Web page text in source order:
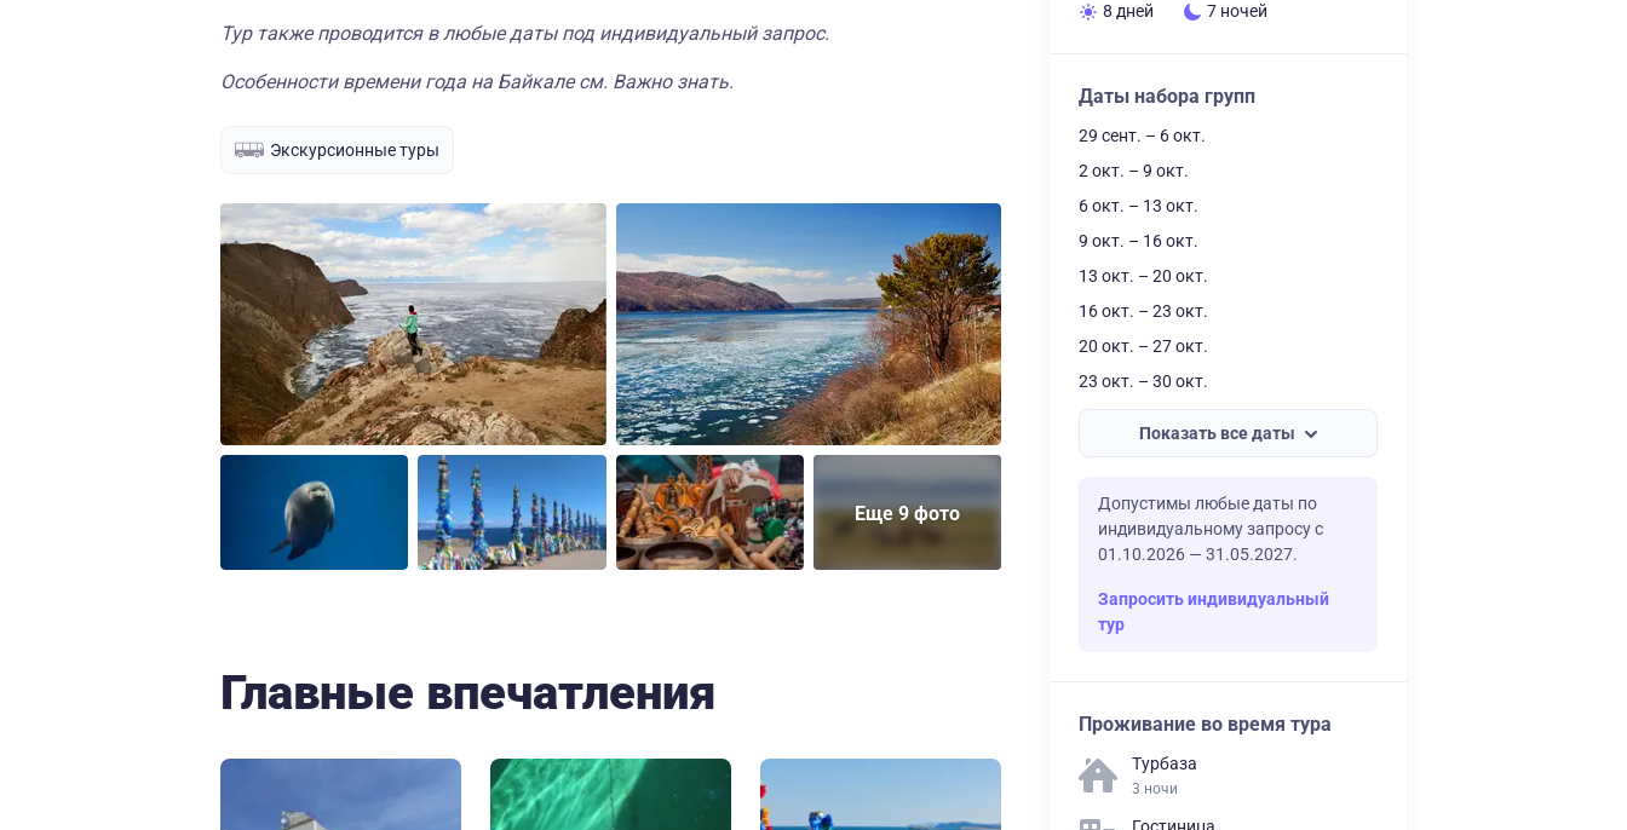
Тур также проводится в любые даты под индивидуальный запрос.
Особенности времени года на Байкале см. Важно знать.
Экскурсионные туры
Еще 9 фото
Главные впечатления
8 дней 7 ночей
Даты набора групп
29 сент. – 6 окт.
2 окт. – 9 окт.
6 окт. – 13 окт.
9 окт. – 16 окт.
13 окт. – 20 окт.
16 окт. – 23 окт.
20 окт. – 27 окт.
23 окт. – 30 окт.
Показать все даты
Допустимы любые даты по
индивидуальному запросу с
01.10.2026 — 31.05.2027.
Запросить индивидуальный
тур
Проживание во время тура
Турбаза
3 ночи